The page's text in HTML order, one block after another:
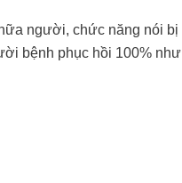
người, chức năng nói bị
bệnh phục hồi 100% như